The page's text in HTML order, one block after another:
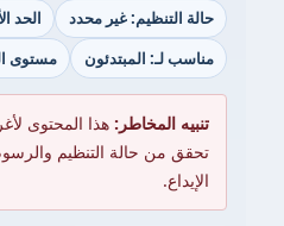
حالة التنظيم: غير محدد
الحد
مناسب لـ: المبتدئون
مستوى
تنبيه المخاطر: هذا المحتوى
تحقق من حالة التنظيم
الإيداع.